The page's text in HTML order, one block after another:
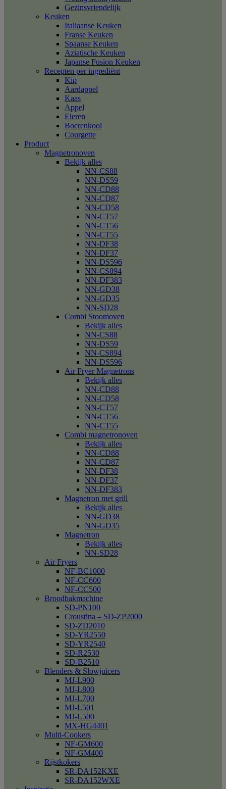
Gezinsvriendelijk
Keuken
Italiaanse Keuken
Franse Keuken
Spaanse Keuken
Aziatische Keuken
Japanse Fusion Keuken
Recepten per ingrediënt
Kip
Aardappel
Kaas
Appel
Eieren
Boerenkool
Courgette
Product
Magnetronoven
Bekijk alles
NN-CS88
NN-DS59
NN-CD88
NN-CD87
NN-CD58
NN-CT57
NN-CT56
NN-CT55
NN-DF38
NN-DF37
NN-DS596
NN-CS894
NN-DF383
NN-GD38
NN-GD35
NN-SD28
Combi Stoomoven
Bekijk alles
NN-CS88
NN-DS59
NN-CS894
NN-DS596
Air Fryer Magnetrons
Bekijk alles
NN-CD88
NN-CD58
NN-CT57
NN-CT56
NN-CT55
Combi magnetronoven
Bekijk alles
NN-CD88
NN-CD87
NN-DF38
NN-DF37
NN-DF383
Magnetron met grill
Bekijk alles
NN-GD38
NN-GD35
Magnetron
Bekijk alles
NN-SD28
Air Fryers
NF-BC1000
NF-CC600
NF-CC500
Broodbakmachine
SD-PN100
Croustina – SD-ZP2000
SD-ZD2010
SD-YR2550
SD-YR2540
SD-R2530
SD-B2510
Blenders & Slowjuicers
MJ-L900
MJ-L800
MJ-L700
MJ-L501
MJ-L500
MX-HG4401
Multi-Cookers
NF-GM600
NF-GM400
Rijstkokers
SR-DA152KXE
SR-DA152WXE